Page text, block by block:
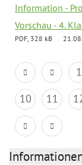
Information -
Vorschau - 4.
PDF, 328 kB
1
10
11